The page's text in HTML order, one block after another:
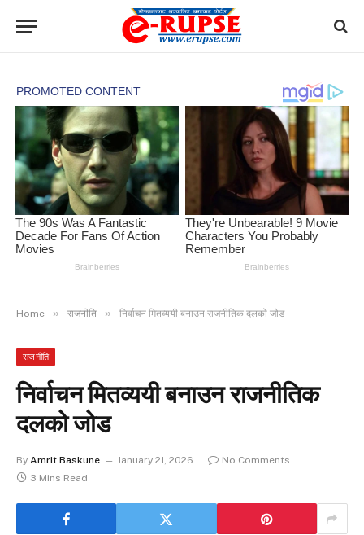
Home » राजनीति » निर्वाचन मितव्ययी बनाउन राजनीतिक दलको जोड
राजनीति
निर्वाचन मितव्ययी बनाउन राजनीतिक
दलको जोड
By Amrit Baskune January 21, 2026
No Comments
3 Mins Read